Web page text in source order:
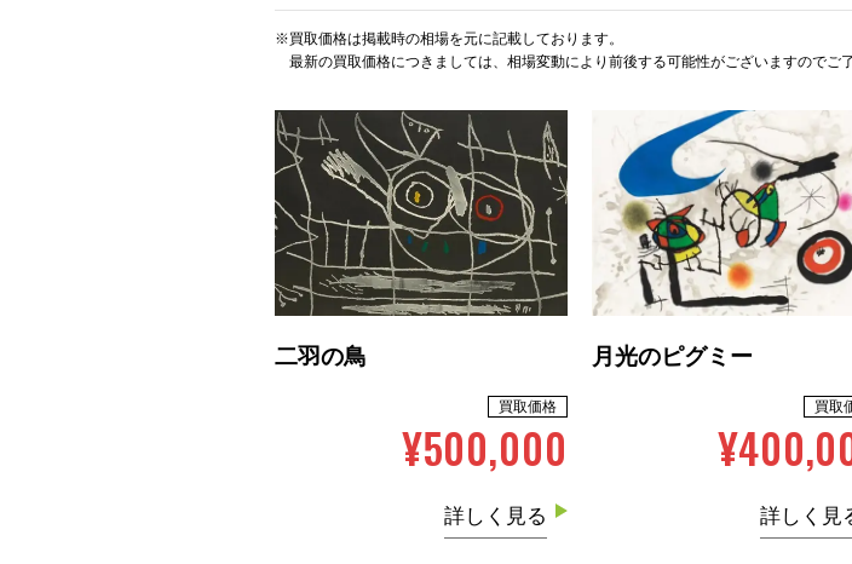
※買取価格は掲載時の相場を元に記載しております。
最新の買取価格につきましては、相場変動により前後する可能性がございますのでご
二羽の鳥
買取価格
¥500,000
詳しく見る
月光のピグミー
買取
詳しく見